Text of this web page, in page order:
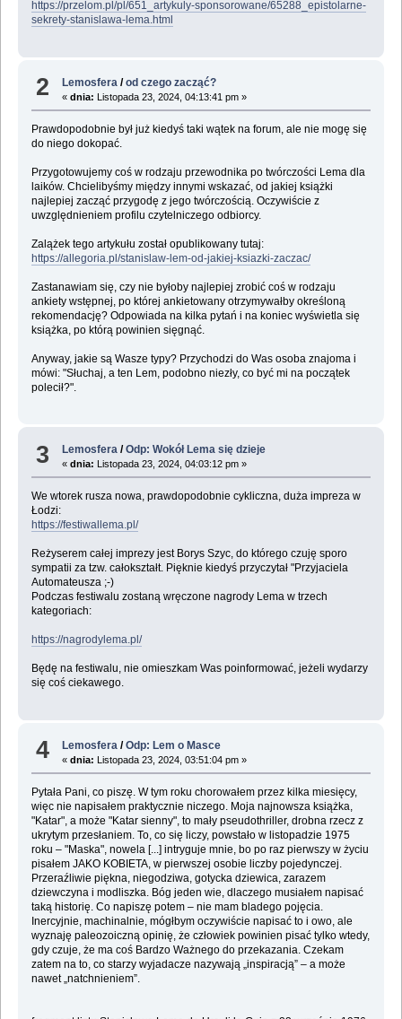
https://przelom.pl/pl/651_artykuly-sponsorowane/65288_epistolarne-
sekrety-stanislawa-lema.html
2 Lemosfera /od czego zacząć?
«dnia: Listopada 23, 2024, 04:13:41 pm »
Prawdopodobnie był już kiedyś taki wątek na forum, ale nie mogę się
do niego dokopać.
Przygotowujemy coś w rodzaju przewodnika po twórczości Lema dla
laików. Chcielibyśmy między innymi wskazać, od jakiej książki
najlepiej zacząć przygodę z jego twórczością. Oczywiście z
uwzględnieniem profilu czytelniczego odbiorcy.
Zalążek tego artykułu został opublikowany tutaj:
https://allegoria.pl/stanislaw-lem-od-jakiej-ksiazki-zaczac/
Zastanawiam się, czy nie byłoby najlepiej zrobić coś w rodzaju
ankiety wstępnej, po której ankietowany otrzymywałby określoną
rekomendację? Odpowiada na kilka pytań i na koniec wyświetla się
książka, po którą powinien sięgnąć.
Anyway, jakie są Wasze typy? Przychodzi do Was osoba znajoma i
mówi: "Słuchaj, a ten Lem, podobno niezły, co być mi na początek
polecił?".
3 Lemosfera /Odp: Wokół Lema się dzieje
«dnia: Listopada 23, 2024, 04:03:12 pm »
We wtorek rusza nowa, prawdopodobnie cykliczna, duża impreza w
Łodzi:
https://festiwallema.pl/
Reżyserem całej imprezy jest Borys Szyc, do którego czuję sporo
sympatii za tzw. całokształt. Pięknie kiedyś przyczytał "Przyjaciela
Automateusza ;-)
Podczas festiwalu zostaną wręczone nagrody Lema w trzech
kategoriach:
https://nagrodylema.pl/
Będę na festiwalu, nie omieszkam Was poinformować, jeżeli wydarzy
się coś ciekawego.
4 Lemosfera /Odp: Lem o Masce
«dnia: Listopada 23, 2024, 03:51:04 pm »
Pytała Pani, co piszę. W tym roku chorowałem przez kilka miesięcy,
więc nie napisałem praktycznie niczego. Moja najnowsza książka,
"Katar", a może "Katar sienny", to mały pseudothriller, drobna rzecz z
ukrytym przesłaniem. To, co się liczy, powstało w listopadzie 1975
roku – "Maska", nowela [...] intryguje mnie, bo po raz pierwszy w życiu
pisałem JAKO KOBIETA, w pierwszej osobie liczby pojedynczej.
Przeraźliwie piękna, niegodziwa, gotycka dziewica, zarazem
dziewczyna i modliszka. Bóg jeden wie, dlaczego musiałem napisać
taką historię. Co napiszę potem – nie mam bladego pojęcia.
Inercyjnie, machinalnie, mógłbym oczywiście napisać to i owo, ale
wyznaję paleozoiczną opinię, że człowiek powinien pisać tylko wtedy,
gdy czuje, że ma coś Bardzo Ważnego do przekazania. Czekam
zatem na to, co starzy wyjadacze nazywają „inspiracją” – a może
nawet „natchnieniem”.